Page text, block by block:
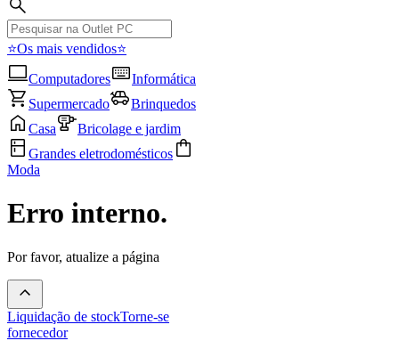
⭐Os mais vendidos⭐
Computadores
Informática
Supermercado
Brinquedos
Casa
Bricolage e jardim
Grandes eletrodomésticos
Moda
Erro interno.
Por favor, atualize a página
Liquidação de stockTorne-se
fornecedor